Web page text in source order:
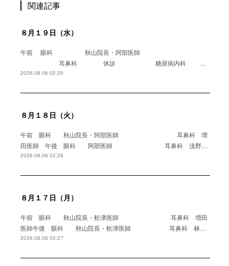
関連記事
８月１９日（水）
午前 眼科 秋山院長・阿部医師
耳鼻科 休診 糖尿病内科 …
2026.08.06 02:29
８月１８日（火）
午前 眼科 秋山院長・阿部医師 耳鼻科 増
田医師 午後 眼科 阿部医師 耳鼻科 浅野…
2026.08.06 02:28
８月１７日（月）
午前 眼科 秋山院長・舩津医師 耳鼻科 増田
医師午後 眼科 秋山院長・舩津医師 耳鼻科 林…
2026.08.06 02:27